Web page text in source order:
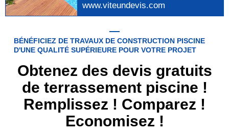
www.viteundevis.com
BÉNÉFICIEZ DE TRAVAUX DE CONSTRUCTION PISCINE
D'UNE QUALITÉ SUPÉRIEURE POUR VOTRE PROJET
Obtenez des devis gratuits
de terrassement piscine !
Remplissez ! Comparez !
Economisez !